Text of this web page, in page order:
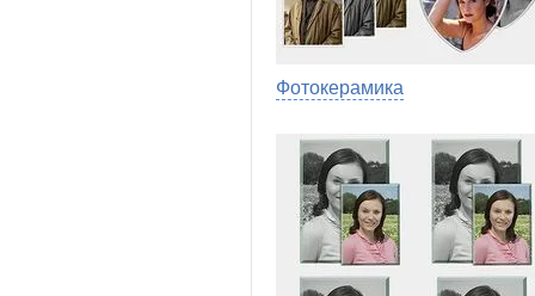
Фотокерамика